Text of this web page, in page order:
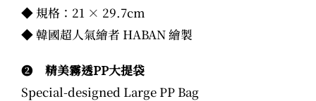
◆ 規格：21 × 29.7cm
◆ 韓國超人氣繪者 HABAN 繪製
❷
精美霧透PP大提袋
Special-designed Large PP Bag